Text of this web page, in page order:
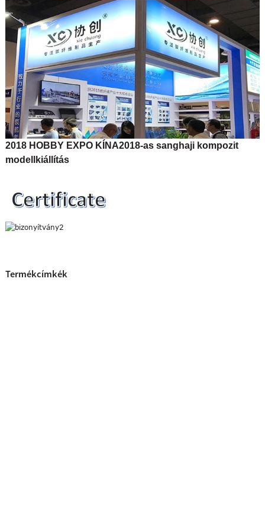
2018 HOBBY EXPO KÍNA2018-as sanghaji kompozit
modellkiállítás
Termékcímkék